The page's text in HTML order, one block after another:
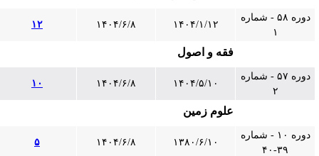
دوره ۵۸ - شماره
۱۴۰۴/۱/۱۲ ۱۴۰۴/۶/۸ ۱۲
فقه و اصول
دوره ۵۷ - شماره
۱۴۰۴/۵/۱۰ ۱۴۰۴/۶/۸ ۱۰
علوم زمین
دوره ۱۰ - شماره
۳۹-۴۰
۱۳۸۰/۶/۱۰ ۱۴۰۴/۶/۸